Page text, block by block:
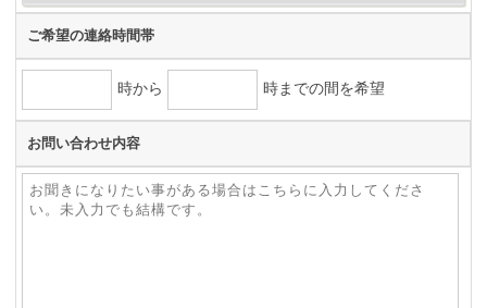
ご希望の連絡時間帯
時から 時までの間を希望
お問い合わせ内容